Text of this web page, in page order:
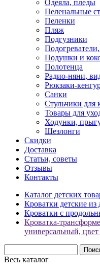
Одеяла, пледы
Пеленальные
Пеленки
Пляж
Подгузники
Подушки и
Полотенца
Радио-няни,
Рюкзаки-
Санки
Стульчики для
Товары для
Ходунки,
Шезлонги
Скидки
Доставка
Статьи, советы
Отзывы
Контакты
Каталог детских
Кроватки детские из
Кроватки с
Кроватка-
универсальный,
Весь каталог